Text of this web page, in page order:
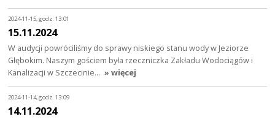
2024-11-15, godz. 13:01
15.11.2024
W audycji powróciliśmy do sprawy niskiego stanu wody w Jeziorze
Głębokim. Naszym gościem była rzeczniczka Zakładu Wodociągów i
Kanalizacji w Szczecinie… » więcej
2024-11-14, godz. 13:09
14.11.2024